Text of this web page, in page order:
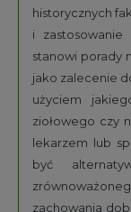
historycznych
i
stanowi porady
jako zalecenie
użyciem
ziołowego czy
lekarzem lub
być
zachowania